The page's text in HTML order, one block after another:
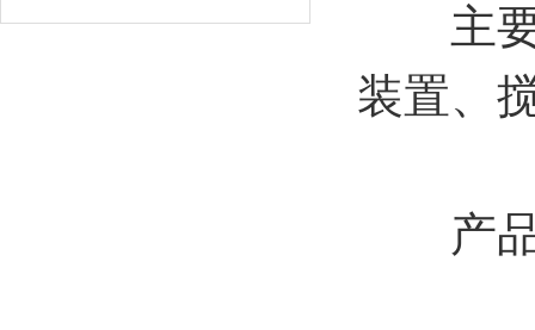
主要
装置、
产品